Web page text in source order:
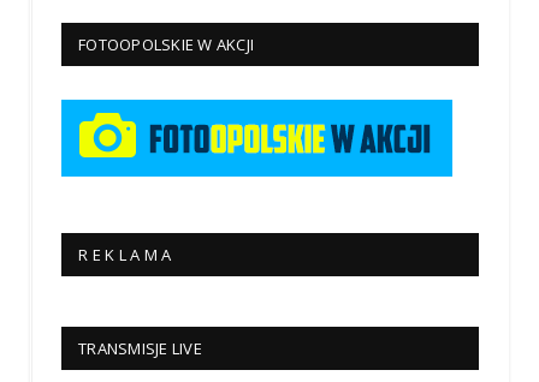
FOTOOPOLSKIE W AKCJI
R E K L A M A
TRANSMISJE LIVE